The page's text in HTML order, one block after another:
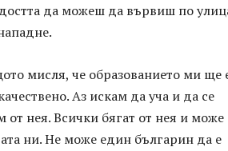
да можеш да вървиш по
мисля, че образованието ми ще
Аз искам да уча и да се
от нея. Всички бягат от нея и може
ни. Не може един българин да е